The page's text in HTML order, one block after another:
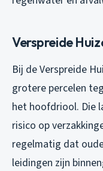
Verspreide
Bij de Verspreide
grotere percelen
het hoofdriool. Die
risico op
regelmatig dat
leidingen zijn